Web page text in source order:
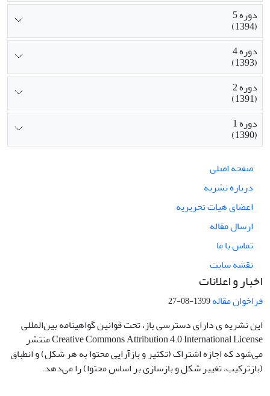
دوره 5
(1394)
دوره 4
(1393)
دوره 2
(1391)
دوره 1
(1390)
صفحه اصلی
درباره نشریه
اعضای هیات تحریریه
ارسال مقاله
تماس با ما
نقشه سایت
اخبار و اعلانات
فراخوان مقاله1399-08-27
این نشریه ی دارای دسترسی باز، تحت قوانین گواهینامه بین‌المللی
Creative Commons Attribution 4.0 International License منتشر
می‌شود که اجازه اشتراک (تکثیر و بازآرایی محتوا به هر شکل) و انطباق
(بازترکیب، تغییر شکل و بازسازی بر اساس محتوا) را می‌دهد.